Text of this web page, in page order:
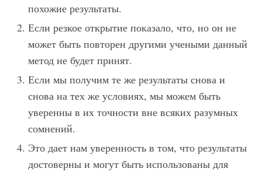
похожие результаты.
Если резкое открытие показало, что, но он не
может быть повторен другими учеными данный
метод не будет принят.
Если мы получим те же результаты снова и
снова на тех же условиях, мы можем быть
уверенны в их точности вне всяких разумных
сомнений.
Это дает нам уверенность в том, что результаты
достоверны и могут быть использованы для